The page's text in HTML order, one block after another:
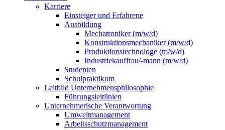
Karriere
Einsteiger und Erfahrene
Ausbildung
Mechatroniker (m/w/d)
Konstruktionsmechaniker (m/w/d)
Produktionstechnologe (m/w/d)
Industriekauffrau/-mann (m/w/d)
Studenten
Schulpraktikum
Leitbild Unternehmensphilosophie
Führungsleitlinien
Unternehmerische Verantwortung
Umweltmanagement
Arbeitsschutzmanagement